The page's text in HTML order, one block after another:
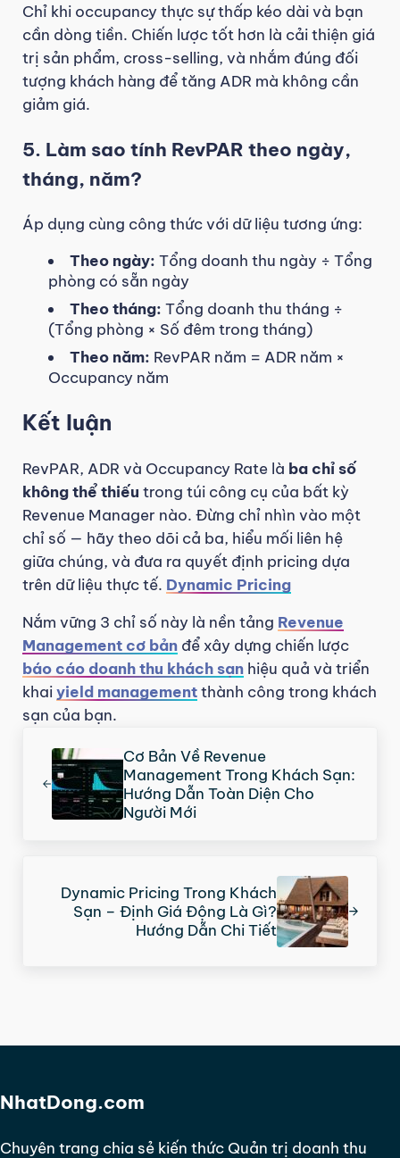
Chỉ khi occupancy thực sự thấp kéo dài và bạn
cần dòng tiền. Chiến lược tốt hơn là cải thiện giá
trị sản phẩm, cross-selling, và nhắm đúng đối
tượng khách hàng để tăng ADR mà không cần
giảm giá.
5. Làm sao tính RevPAR theo ngày,
tháng, năm?
Áp dụng cùng công thức với dữ liệu tương ứng:
Theo ngày: Tổng doanh thu ngày ÷ Tổng
phòng có sẵn ngày
Theo tháng: Tổng doanh thu tháng ÷
(Tổng phòng × Số đêm trong tháng)
Theo năm: RevPAR năm = ADR năm ×
Occupancy năm
Kết luận
RevPAR, ADR và Occupancy Rate là ba chỉ số
không thể thiếu trong túi công cụ của bất kỳ
Revenue Manager nào. Đừng chỉ nhìn vào một
chỉ số — hãy theo dõi cả ba, hiểu mối liên hệ
giữa chúng, và đưa ra quyết định pricing dựa
trên dữ liệu thực tế. Dynamic Pricing
Nắm vững 3 chỉ số này là nền tảng Revenue
Management cơ bảnđể xây dựng chiến lược
báo cáo doanh thu khách sạnhiệu quả và triển
khaiyield managementthành công trong khách
sạn của bạn.
Cơ Bản Về Revenue
Management Trong Khách Sạn:
Hướng Dẫn Toàn Diện Cho
Người Mới
Dynamic Pricing Trong Khách
Sạn – Định Giá Động Là Gì?
Hướng Dẫn Chi Tiết
NhatDong.com
Chuyên trang chia sẻ kiến thức Quản trị doanh thu